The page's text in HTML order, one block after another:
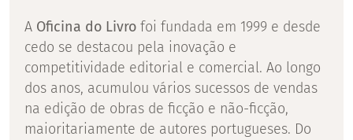
A Oficina do Livro foi fundada em 1999 e desde
cedo se destacou pela inovação e
competitividade editorial e comercial. Ao longo
dos anos, acumulou vários sucessos de vendas
na edição de obras de ficção e não-ficção,
maioritariamente de autores portugueses. Do